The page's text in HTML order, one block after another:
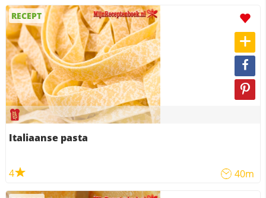
RECEPT
Italiaanse pasta
4 40m